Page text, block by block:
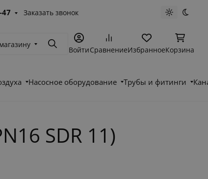
Заказать звонок Светлая
ПоискВойтиСравнениеИзбранноеКорзина
Насосное оборудование Трубы и фитинги
SDR 11)